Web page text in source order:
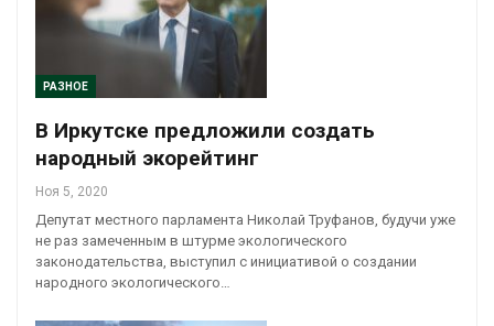
РАЗНОЕ
В Иркутске предложили создать
народный экорейтинг
Ноя 5, 2020
Депутат местного парламента Николай Труфанов, будучи уже
не раз замеченным в штурме экологического
законодательства, выступил с инициативой о создании
народного экологического…